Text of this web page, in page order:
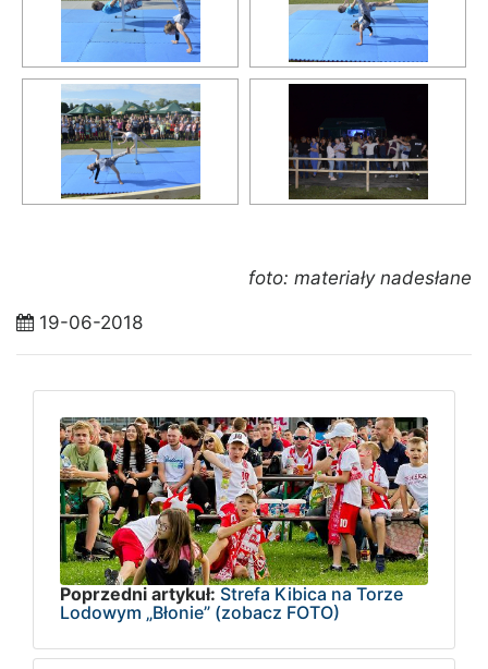
foto: materiały nadesłane
19-06-2018
Poprzedni artykuł: Strefa Kibica na Torze
Lodowym „Błonie” (zobacz FOTO)